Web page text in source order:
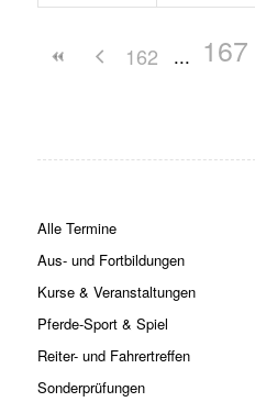
162 167
Alle Termine
Aus- und Fortbildungen
Kurse & Veranstaltungen
Pferde-Sport & Spiel
Reiter- und Fahrertreffen
Sonderprüfungen